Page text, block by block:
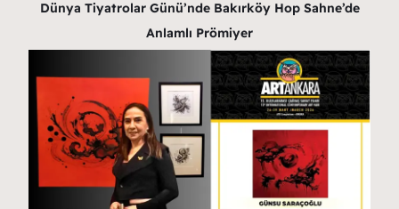
Dünya Tiyatrolar Günü’nde Bakırköy Hop Sahne’de
Anlamlı Prömiyer